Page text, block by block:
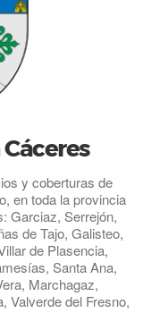
y coberturas de
en toda la provincia
Garciaz, Serrejón,
de Tajo, Galisteo,
de Plasencia,
Santa Ana,
Marchagaz,
Valverde del Fresno,